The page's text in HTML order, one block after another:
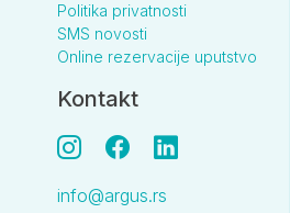
Politika privatnosti
SMS novosti
Online rezervacije uputstvo
Kontakt
info@argus.rs